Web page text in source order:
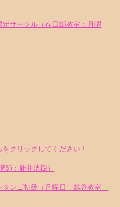
サークル（春日部教室：月曜
クリックしてください！
師：新井洸樹）
タンゴ初級（月曜日 越谷教室